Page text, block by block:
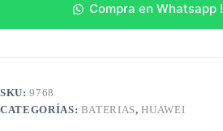
Compra en Whatsapp !
SKU:9768
CATEGORÍAS: BATERIAS,HUAWEI